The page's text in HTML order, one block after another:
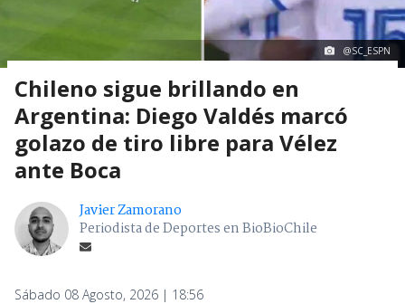
@SC_ESPN
Chileno sigue brillando en
Argentina: Diego Valdés marcó
golazo de tiro libre para Vélez
ante Boca
Javier Zamorano
Periodista de Deportes en BioBioChile
Sábado 08 Agosto, 2026 | 18:56